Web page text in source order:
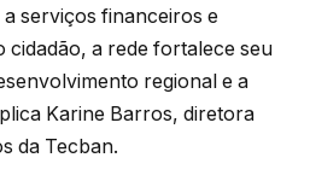
serviços financeiros e
cidadão, a rede fortalece seu
regional e a
Karine Barros, diretora
da Tecban.